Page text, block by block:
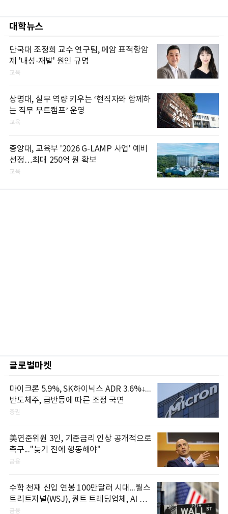
대학뉴스
단국대 조정희 교수 연구팀, 폐암 표적항암
제 '내성·재발' 원인 규명
교육
상명대, 실무 역량 키우는 ‘현직자와 함께하
는 직무 부트캠프’ 운영
교육
중앙대, 교육부 '2026 G-LAMP 사업' 예비
선정…최대 250억 원 확보
교육
글로벌마켓
마이크론 5.9%, SK하이닉스 ADR 3.6%↓...
반도체주, 급반등에 따른 조정 국면
증권
美연준위원 3인, 기준금리 인상 공개적으로
촉구..."늦기 전에 행동해야"
금융
수학 천재 신입 연봉 100만달러 시대...월스
트리트저널(WSJ), 퀀트 트레딩업체, AI 기
업들 인재 확보 경쟁
금융